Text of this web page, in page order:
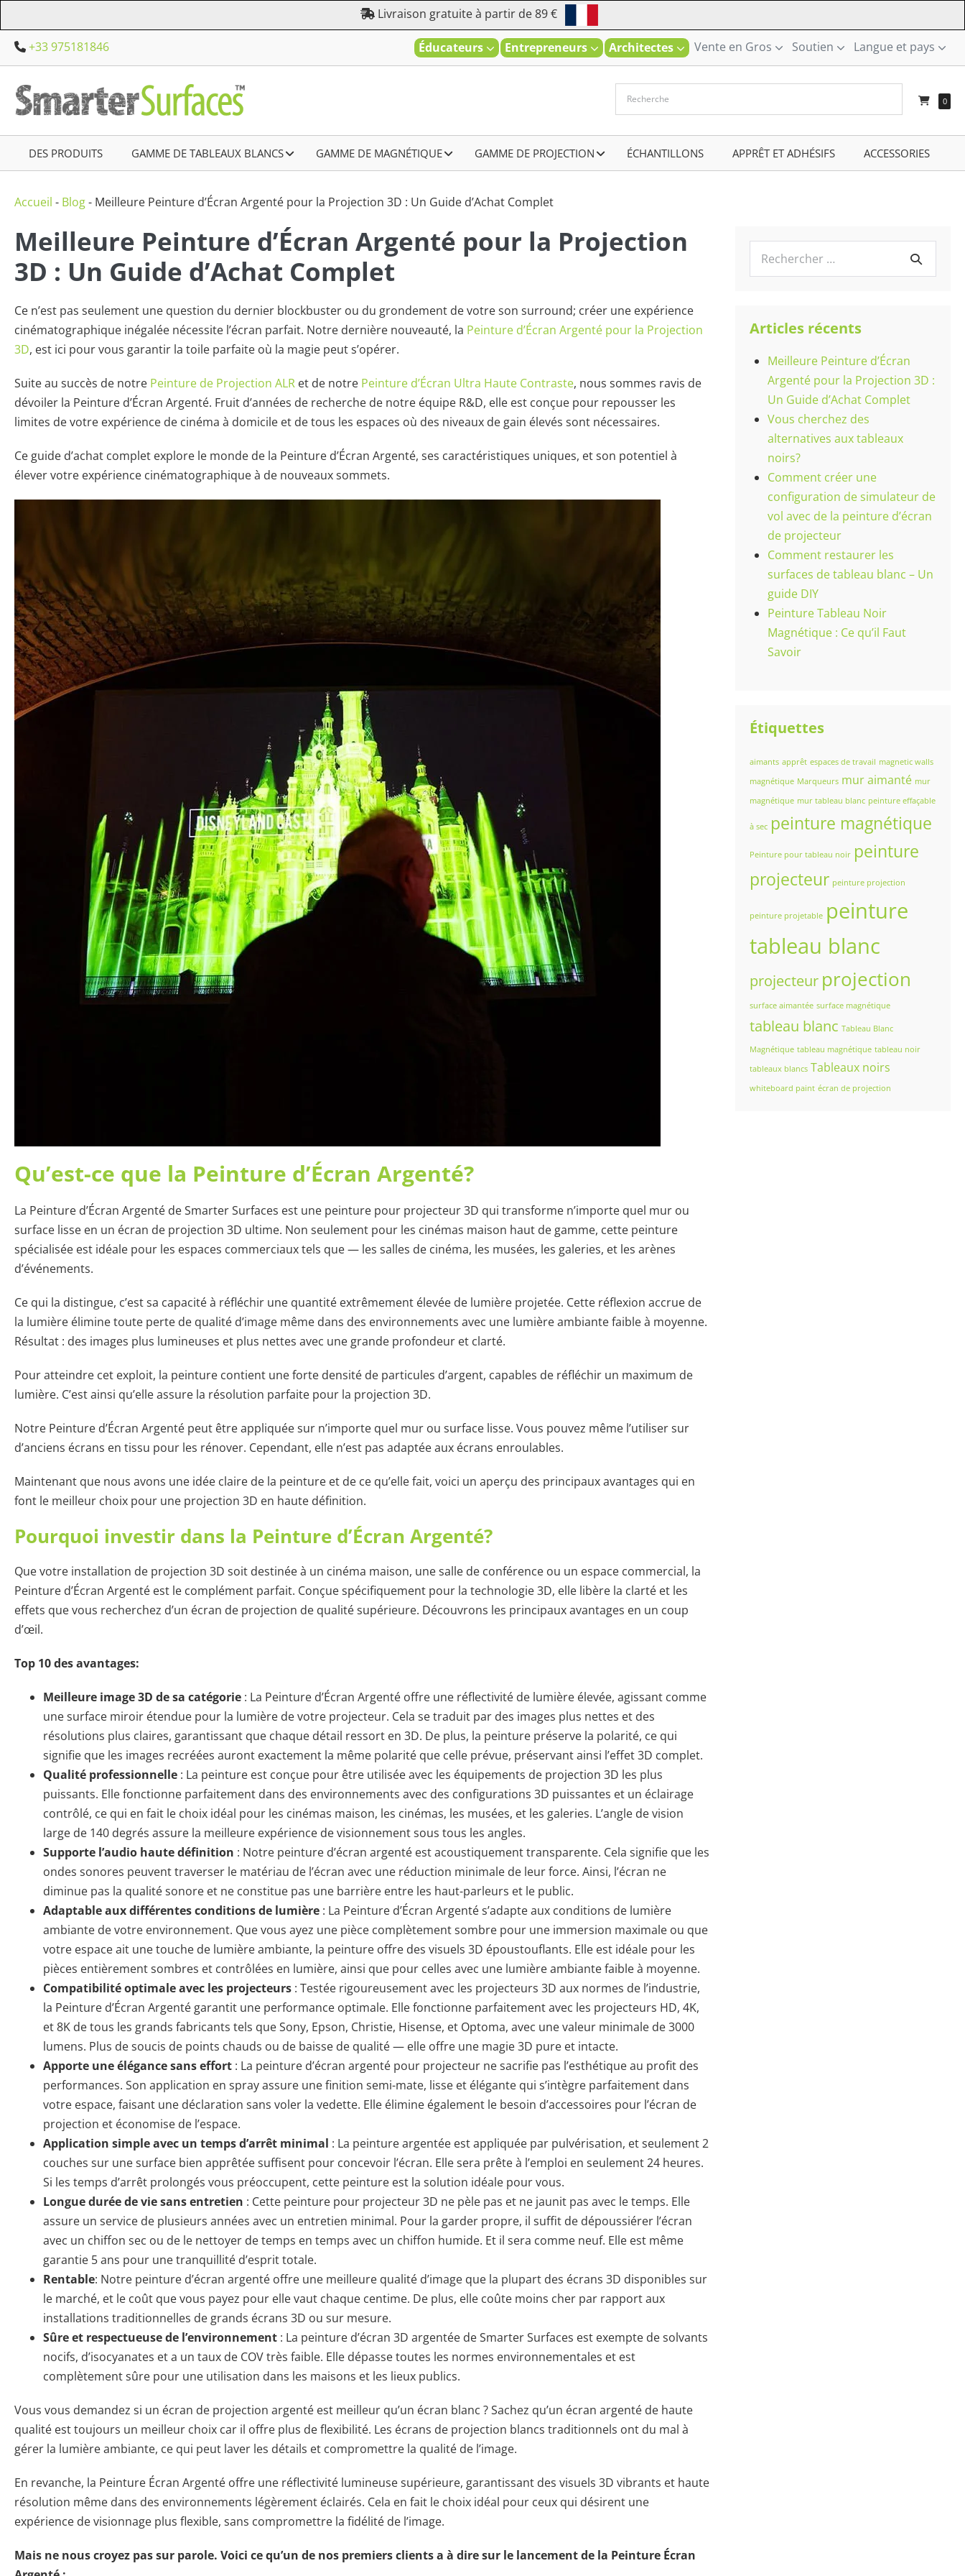
au
contenu
Livraison gratuite à partir de 89 €
Éducateurs Entrepreneurs Architectes Vente en Gros Soutien Langue et pays
+33 975181846
0
DES PRODUITS GAMME DE TABLEAUX BLANCS– GAMME DE MAGNÉTIQUE– GAMME DE PROJECTION – ÉCHANTILLONS APPRÊT ET ADHÉSIFS ACCESSORIES
Accueil - Blog- Meilleure Peinture d’Écran Argenté pour la Projection 3D : Un Guide d’Achat Complet
Meilleure Peinture d’Écran Argenté pour la Projection
3D : Un Guide d’Achat Complet
Ce n’est pas seulement une question du dernier blockbuster ou du grondement de votre son surround; créer une expérience
cinématographique inégalée nécessite l’écran parfait. Notre dernière nouveauté, la Peinture d’Écran Argenté pour la Projection
3D, est ici pour vous garantir la toile parfaite où la magie peut s’opérer.
Suite au succès de notre Peinture de Projection ALR et de notre Peinture d’Écran Ultra Haute Contraste, nous sommes ravis de
dévoiler la Peinture d’Écran Argenté. Fruit d’années de recherche de notre équipe R&D, elle est conçue pour repousser les
limites de votre expérience de cinéma à domicile et de tous les espaces où des niveaux de gain élevés sont nécessaires.
Ce guide d’achat complet explore le monde de la Peinture d’Écran Argenté, ses caractéristiques uniques, et son potentiel à
élever votre expérience cinématographique à de nouveaux sommets.
Qu’est-ce que la Peinture d’Écran Argenté?
La Peinture d’Écran Argenté de Smarter Surfaces est une peinture pour projecteur 3D qui transforme n’importe quel mur ou
surface lisse en un écran de projection 3D ultime. Non seulement pour les cinémas maison haut de gamme, cette peinture
spécialisée est idéale pour les espaces commerciaux tels que — les salles de cinéma, les musées, les galeries, et les arènes
d’événements.
Ce qui la distingue, c’est sa capacité à réfléchir une quantité extrêmement élevée de lumière projetée. Cette réflexion accrue de
la lumière élimine toute perte de qualité d’image même dans des environnements avec une lumière ambiante faible à moyenne.
Résultat : des images plus lumineuses et plus nettes avec une grande profondeur et clarté.
Pour atteindre cet exploit, la peinture contient une forte densité de particules d’argent, capables de réfléchir un maximum de
lumière. C’est ainsi qu’elle assure la résolution parfaite pour la projection 3D.
Notre Peinture d’Écran Argenté peut être appliquée sur n’importe quel mur ou surface lisse. Vous pouvez même l’utiliser sur
d’anciens écrans en tissu pour les rénover. Cependant, elle n’est pas adaptée aux écrans enroulables.
Maintenant que nous avons une idée claire de la peinture et de ce qu’elle fait, voici un aperçu des principaux avantages qui en
font le meilleur choix pour une projection 3D en haute définition.
Pourquoi investir dans la Peinture d’Écran Argenté?
Que votre installation de projection 3D soit destinée à un cinéma maison, une salle de conférence ou un espace commercial, la
Peinture d’Écran Argenté est le complément parfait. Conçue spécifiquement pour la technologie 3D, elle libère la clarté et les
effets que vous recherchez d’un écran de projection de qualité supérieure. Découvrons les principaux avantages en un coup
d’œil.
Top 10 des avantages:
Meilleure image 3D de sa catégorie : La Peinture d’Écran Argenté offre une réflectivité de lumière élevée, agissant comme
une surface miroir étendue pour la lumière de votre projecteur. Cela se traduit par des images plus nettes et des
résolutions plus claires, garantissant que chaque détail ressort en 3D. De plus, la peinture préserve la polarité, ce qui
signifie que les images recréées auront exactement la même polarité que celle prévue, préservant ainsi l’effet 3D complet.
Qualité professionnelle : La peinture est conçue pour être utilisée avec les équipements de projection 3D les plus
puissants. Elle fonctionne parfaitement dans des environnements avec des configurations 3D puissantes et un éclairage
contrôlé, ce qui en fait le choix idéal pour les cinémas maison, les cinémas, les musées, et les galeries. L’angle de vision
large de 140 degrés assure la meilleure expérience de visionnement sous tous les angles.
Supporte l’audio haute définition : Notre peinture d’écran argenté est acoustiquement transparente. Cela signifie que les
ondes sonores peuvent traverser le matériau de l’écran avec une réduction minimale de leur force. Ainsi, l’écran ne
diminue pas la qualité sonore et ne constitue pas une barrière entre les haut-parleurs et le public.
Adaptable aux différentes conditions de lumière : La Peinture d’Écran Argenté s’adapte aux conditions de lumière
ambiante de votre environnement. Que vous ayez une pièce complètement sombre pour une immersion maximale ou que
votre espace ait une touche de lumière ambiante, la peinture offre des visuels 3D époustouflants. Elle est idéale pour les
pièces entièrement sombres et contrôlées en lumière, ainsi que pour celles avec une lumière ambiante faible à moyenne.
Compatibilité optimale avec les projecteurs : Testée rigoureusement avec les projecteurs 3D aux normes de l’industrie,
la Peinture d’Écran Argenté garantit une performance optimale. Elle fonctionne parfaitement avec les projecteurs HD, 4K,
et 8K de tous les grands fabricants tels que Sony, Epson, Christie, Hisense, et Optoma, avec une valeur minimale de 3000
lumens. Plus de soucis de points chauds ou de baisse de qualité — elle offre une magie 3D pure et intacte.
Apporte une élégance sans effort : La peinture d’écran argenté pour projecteur ne sacrifie pas l’esthétique au profit des
performances. Son application en spray assure une finition semi-mate, lisse et élégante qui s’intègre parfaitement dans
votre espace, faisant une déclaration sans voler la vedette. Elle élimine également le besoin d’accessoires pour l’écran de
projection et économise de l’espace.
Application simple avec un temps d’arrêt minimal : La peinture argentée est appliquée par pulvérisation, et seulement 2
couches sur une surface bien apprêtée suffisent pour concevoir l’écran. Elle sera prête à l’emploi en seulement 24 heures.
Si les temps d’arrêt prolongés vous préoccupent, cette peinture est la solution idéale pour vous.
Longue durée de vie sans entretien : Cette peinture pour projecteur 3D ne pèle pas et ne jaunit pas avec le temps. Elle
assure un service de plusieurs années avec un entretien minimal. Pour la garder propre, il suffit de dépoussiérer l’écran
avec un chiffon sec ou de le nettoyer de temps en temps avec un chiffon humide. Et il sera comme neuf. Elle est même
garantie 5 ans pour une tranquillité d’esprit totale.
Rentable: Notre peinture d’écran argenté offre une meilleure qualité d’image que la plupart des écrans 3D disponibles sur
le marché, et le coût que vous payez pour elle vaut chaque centime. De plus, elle coûte moins cher par rapport aux
installations traditionnelles de grands écrans 3D ou sur mesure.
Sûre et respectueuse de l’environnement : La peinture d’écran 3D argentée de Smarter Surfaces est exempte de solvants
nocifs, d’isocyanates et a un taux de COV très faible. Elle dépasse toutes les normes environnementales et est
complètement sûre pour une utilisation dans les maisons et les lieux publics.
Vous vous demandez si un écran de projection argenté est meilleur qu’un écran blanc ? Sachez qu’un écran argenté de haute
qualité est toujours un meilleur choix car il offre plus de flexibilité. Les écrans de projection blancs traditionnels ont du mal à
gérer la lumière ambiante, ce qui peut laver les détails et compromettre la qualité de l’image.
En revanche, la Peinture Écran Argenté offre une réflectivité lumineuse supérieure, garantissant des visuels 3D vibrants et haute
résolution même dans des environnements légèrement éclairés. Cela en fait le choix idéal pour ceux qui désirent une
expérience de visionnage plus flexible, sans compromettre la fidélité de l’image.
Mais ne nous croyez pas sur parole. Voici ce qu’un de nos premiers clients a à dire sur le lancement de la Peinture Écran
Articles récents
Meilleure Peinture d’Écran
Argenté pour la Projection 3D :
Un Guide d’Achat Complet
Vous cherchez des
alternatives aux tableaux
noirs?
Comment créer une
configuration de simulateur de
vol avec de la peinture d’écran
de projecteur
Comment restaurer les
surfaces de tableau blanc – Un
guide DIY
Peinture Tableau Noir
Magnétique : Ce qu’il Faut
Savoir
Étiquettes
aimants apprêt espaces de travail magnetic walls
magnétique Marqueurs mur aimanté mur
magnétique mur tableau blanc peinture effaçable
à sec peinture magnétique
Peinture pour tableau noir peinture
projecteur peinture projection
peinture projetable peinture
tableau blanc
projecteur projection
surface aimantée surface magnétique
tableau blanc Tableau Blanc
Magnétique tableau magnétique tableau noir
tableaux blancs Tableaux noirs
whiteboard paint écran de projection